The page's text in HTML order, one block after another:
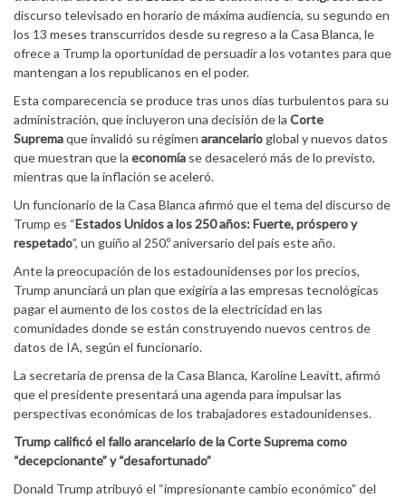
discurso televisado en horario de máxima audiencia, su segundo en
los 13 meses transcurridos desde su regreso a la Casa Blanca, le
ofrece a Trump la oportunidad de persuadir a los votantes para que
mantengan a los republicanos en el poder.
Esta comparecencia se produce tras unos días turbulentos para su
administración, que incluyeron una decisión de la Corte
Supremaque invalidó su régimen arancelario global y nuevos datos
que muestran que la economía se desaceleró más de lo previsto,
mientras que la inflación se aceleró.
Un funcionario de la Casa Blanca afirmó que el tema del discurso de
Trump es “Estados Unidos a los 250 años: Fuerte, próspero y
respetado”, un guiño al 250.º aniversario del país este año.
Ante la preocupación de los estadounidenses por los precios,
Trump anunciará un plan que exigiría a las empresas tecnológicas
pagar el aumento de los costos de la electricidad en las
comunidades donde se están construyendo nuevos centros de
datos de IA, según el funcionario.
La secretaria de prensa de la Casa Blanca, Karoline Leavitt, afirmó
que el presidente presentará una agenda para impulsar las
perspectivas económicas de los trabajadores estadounidenses.
Trump calificó el fallo arancelario de la Corte Suprema como
“decepcionante” y “desafortunado”
Donald Trump atribuyó el “impresionante cambio económico” del